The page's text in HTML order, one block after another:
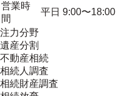
営業時
間
平日 9:00〜18:00
注力分野
遺産分割
不動産相続
相続人調査
相続財産調査